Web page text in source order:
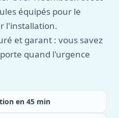
équipés pour le
l'installation.
et garant : vous savez
quand l'urgence
en 45 min